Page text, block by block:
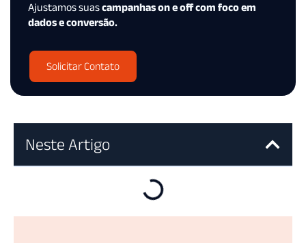
Ajustamos suascampanhas on e off com foco em
dados e conversão.
Solicitar Contato
Neste Artigo